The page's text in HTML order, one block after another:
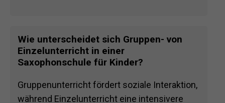
Wie unterscheidet sich Gruppen- von
Einzelunterricht in einer
Saxophonschule für Kinder?
Gruppenunterricht fördert soziale Interaktion,
während Einzelunterricht eine intensivere